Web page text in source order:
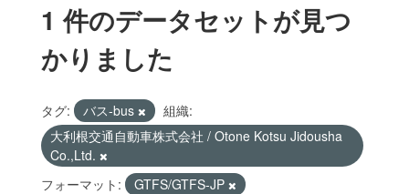
1 件のデータセットが見つ
かりました
タグ: バス-bus
組織:
大利根交通自動車株式会社 / Otone Kotsu Jidousha
Co.,Ltd.
フォーマット:
GTFS/GTFS-JP